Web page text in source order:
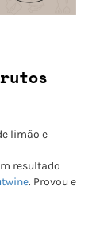
limão e
resultado
. Provou e